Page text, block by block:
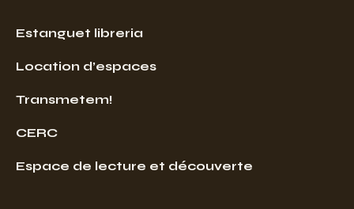
Estanguet libreria
Location d’espaces
Transmetem!
CERC
Espace de lecture et découverte